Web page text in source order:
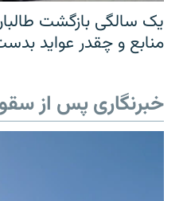
یک سالگی بازگشت
منابع و چقدر عواید
خبرنگاری پس از